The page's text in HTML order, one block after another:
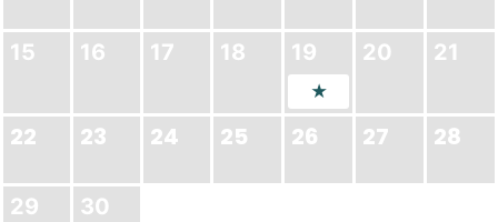
15 16 17 18 19 20 21
22 23 24 25 26 27 28
29 30